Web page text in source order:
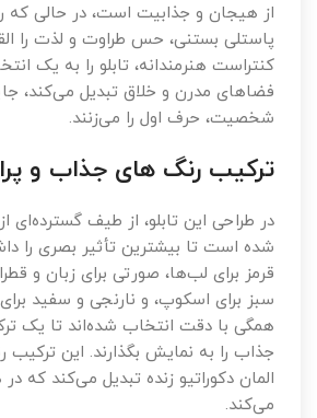
از هیجان و جذابیت است، در حالی که
پاستلی بستنی، حس طراوت و لذت را
کنتراست هنرمندانه، تابلو را به یک
فضاهای مدرن و خلاق تبدیل می‌کند،
شخصیت، حرف اول را می‌زنند.
ترکیب رنگ های جذاب و
در طراحی این تابلو، از طیف گسترده‌ای
شده است تا بیشترین تأثیر بصری را
قرمز برای لب‌ها، صورتی برای زبان و
سبز برای اسکوپ، و نارنجی و سفید
همگی با دقت انتخاب شده‌اند تا یک
جذاب را به نمایش بگذارند. این ترکیب
المان دکوراتیو زنده تبدیل می‌کند که
می‌کند.